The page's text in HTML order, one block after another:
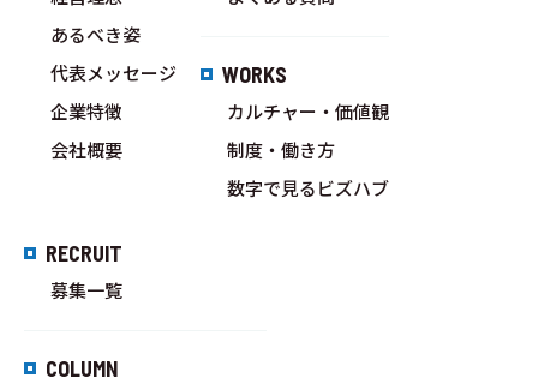
あるべき姿
代表メッセージ
企業特徴
会社概要
WORKS
カルチャー・価値観
制度・働き方
数字で見るビズハブ
RECRUIT
募集一覧
COLUMN